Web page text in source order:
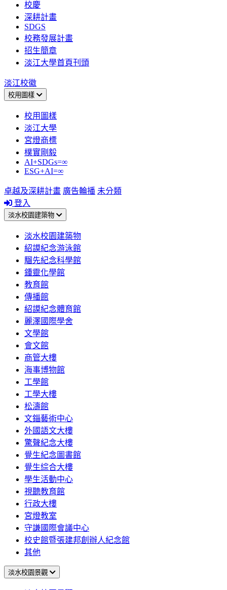
校慶
深耕計畫
SDGS
校務發展計畫
招生簡章
淡江大學首頁刊頭
淡江校徽
校用圖樣
校用圖樣
淡江大學
宮燈商標
樸實剛毅
AI+SDGs=∞
ESG+AI=∞
卓越及深耕計畫 廣告輪播 未分類
登入
淡水校園建築物
淡水校園建築物
紹謨紀念游泳館
騮先紀念科學館
鍾靈化學館
教育館
傳播館
紹謨紀念體育館
麗澤國際學舍
文學館
會文館
商管大樓
海事博物館
工學館
工學大樓
松濤館
文錙藝術中心
外國語文大樓
驚聲紀念大樓
覺生紀念圖書館
覺生綜合大樓
學生活動中心
視聽教育館
行政大樓
宮燈教室
守謙國際會議中心
校史館暨張建邦創辦人紀念館
其他
淡水校園景觀